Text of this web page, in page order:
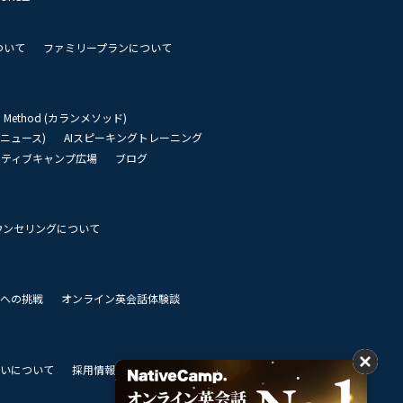
いて ファミリープランについて
Method (カランメソッド)
ュース)
AIスピーキングトレーニング
ィブキャンプ広場
ブログ
セリングについて
の挑戦 オンライン英会話体験談
について 採用情報 私達のビジョン